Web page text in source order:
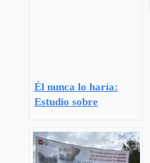
Él nunca lo haría:
Estudio sobre
de animales de
compañía 2024